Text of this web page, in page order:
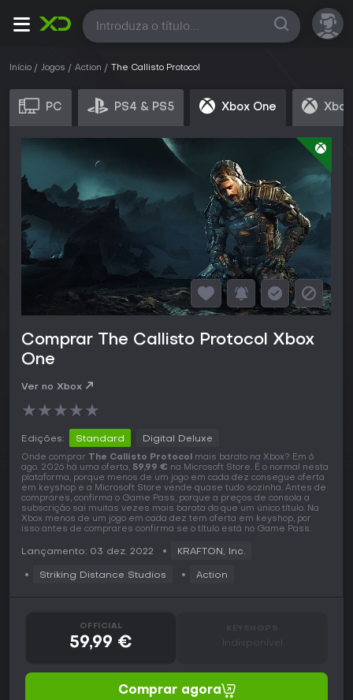
Todas
Início Jogos Action The Callisto Protocol
PC PS4 & PS5 Xbox One
Comprar The Callisto Protocol Xbox
One
Ver no Xbox
★★★★★
Edições: Standard Digital Deluxe
Onde comprar The Callisto Protocol mais barato na Xbox? Em 6
ago. 2026 há uma oferta, 59,99 € na Microsoft Store. É o normal nesta
plataforma, porque menos de um jogo em cada dez consegue oferta
em keyshop e a Microsoft Store vende quase tudo sozinha. Antes de
comprares, confirma o Game Pass, porque a preços de consola a
subscrição sai muitas vezes mais barata do que um único título. Na
Xbox menos de um jogo em cada dez tem oferta em keyshop, por
isso antes de comprares confirma se o título está no Game Pass.
Lançamento: 03 dez. 2022 KRAFTON, Inc.
Striking Distance Studios Action
OFFICIAL
59,99 € Indisponível
Comprar agora